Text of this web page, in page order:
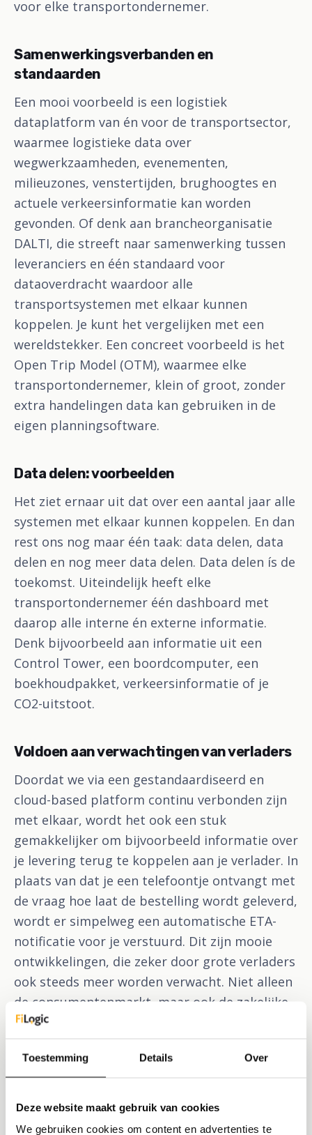
Toestemming Details Over
Deze website maakt gebruik van cookies
We gebruiken cookies om content en advertenties te
voor elke transportondernemer.
Samenwerkingsverbanden en
standaarden
Een mooi voorbeeld is een logistiek
dataplatform van én voor de transportsector,
waarmee logistieke data over
wegwerkzaamheden, evenementen,
milieuzones, venstertijden, brughoogtes en
actuele verkeersinformatie kan worden
gevonden. Of denk aan brancheorganisatie
DALTI, die streeft naar samenwerking tussen
leveranciers en één standaard voor
dataoverdracht waardoor alle
transportsystemen met elkaar kunnen
koppelen. Je kunt het vergelijken met een
wereldstekker. Een concreet voorbeeld is het
Open Trip Model (OTM), waarmee elke
transportondernemer, klein of groot, zonder
extra handelingen data kan gebruiken in de
eigen planningsoftware.
Data delen: voorbeelden
Het ziet ernaar uit dat over een aantal jaar alle
systemen met elkaar kunnen koppelen. En dan
rest ons nog maar één taak: data delen, data
delen en nog meer data delen. Data delen ís de
toekomst. Uiteindelijk heeft elke
transportondernemer één dashboard met
daarop alle interne én externe informatie.
Denk bijvoorbeeld aan informatie uit een
Control Tower, een boordcomputer, een
boekhoudpakket, verkeersinformatie of je
CO2-uitstoot.
Voldoen aan verwachtingen van verladers
Doordat we via een gestandaardiseerd en
cloud-based platform continu verbonden zijn
met elkaar, wordt het ook een stuk
gemakkelijker om bijvoorbeeld informatie over
je levering terug te koppelen aan je verlader. In
plaats van dat je een telefoontje ontvangt met
de vraag hoe laat de bestelling wordt geleverd,
wordt er simpelweg een automatische ETA-
notificatie voor je verstuurd. Dit zijn mooie
ontwikkelingen, die zeker door grote verladers
ook steeds meer worden verwacht. Niet alleen
de consumentenmarkt, maar ook de zakelijke
markt wil namelijk realtime informatie bij de
Over een aantal jaar is logistieke data voor